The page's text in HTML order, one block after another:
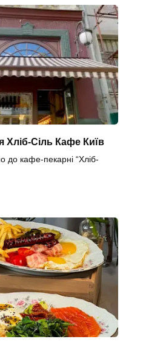
Хліб-Сіль Кафе Київ
до кафе-пекарні “Хліб-